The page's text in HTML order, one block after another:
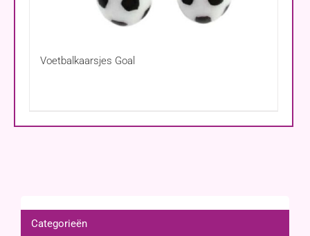
Voetbalkaarsjes Goal
Categorieën